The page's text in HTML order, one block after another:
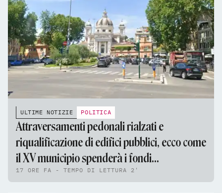
ULTIME NOTIZIE POLITICA
Attraversamenti pedonali rialzati e
riqualificazione di edifici pubblici, ecco come
il XV municipio spenderà i fondi
dell'assestamento di bilancio
17 ORE FA - TEMPO DI LETTURA 2'